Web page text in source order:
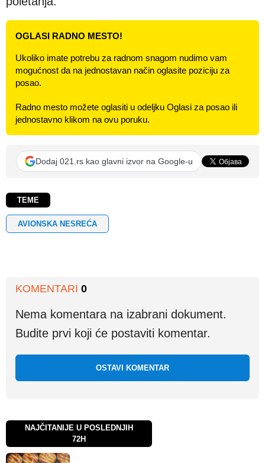
OGLASI RADNO MESTO!
Ukoliko imate potrebu za radnom snagom nudimo vam
mogućnost da na jednostavan način oglasite poziciju za
posao.
Radno mesto možete oglasiti u odeljku Oglasi za posao ili
jednostavno klikom na ovu poruku.
Dodaj 021.rs kao glavni izvor na Google-u
TEME
AVIONSKA NESREĆA
KOMENTARI 0
Nema komentara na izabrani dokument.
Budite prvi koji će postaviti komentar.
OSTAVI KOMENTAR
NAJČITANIJE U POSLEDNJIH
72H